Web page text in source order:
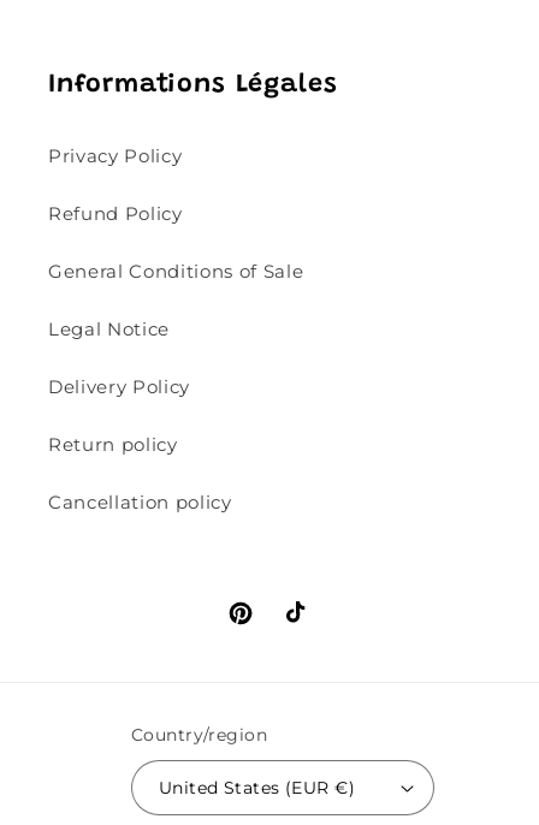
Informations Légales
Privacy Policy
Refund Policy
General Conditions of Sale
Legal Notice
Delivery Policy
Return policy
Cancellation policy
PinterestTikTok
Country/region
United States (EUR €)